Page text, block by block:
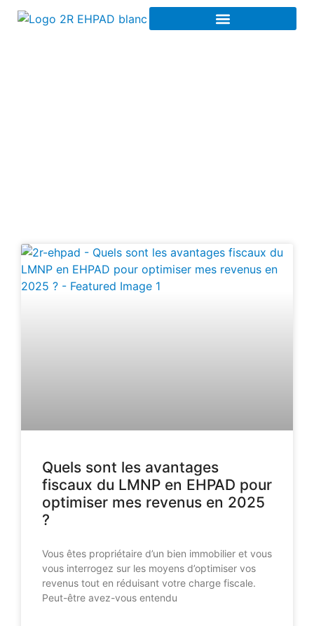
Quels sont les avantages
fiscaux du LMNP en EHPAD pour
optimiser mes revenus en 2025
?
Vous êtes propriétaire d’un bien immobilier et vous
vous interrogez sur les moyens d’optimiser vos
revenus tout en réduisant votre charge fiscale.
Peut-être avez-vous entendu